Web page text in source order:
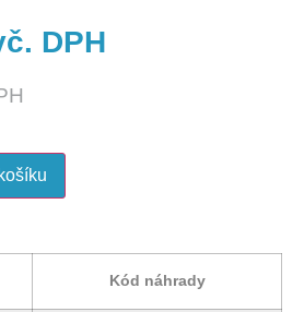
DPH
Kód náhrady